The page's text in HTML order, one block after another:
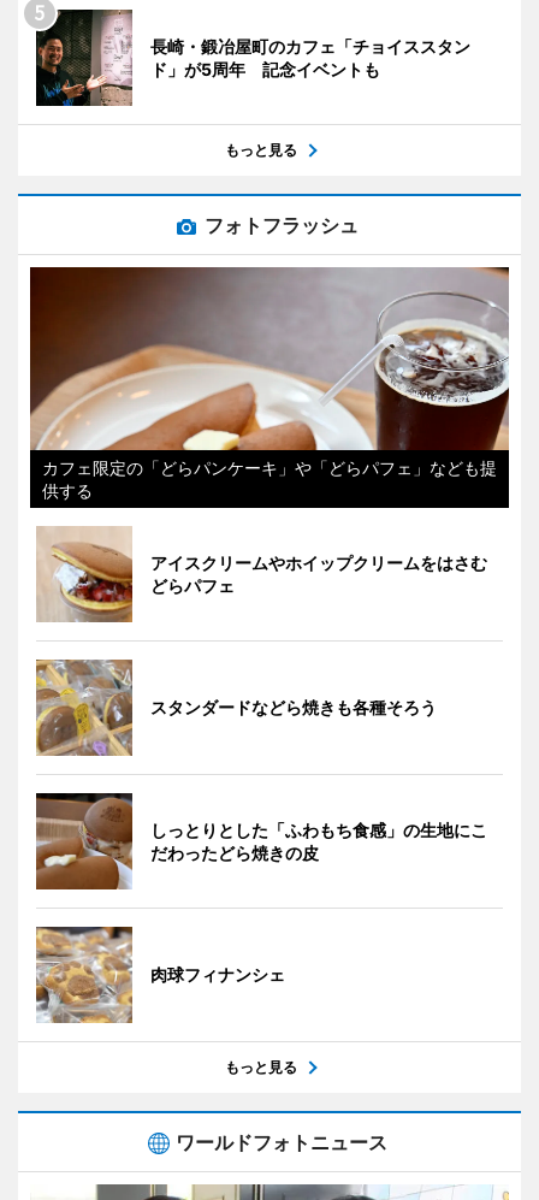
長崎・鍛冶屋町のカフェ「チョイススタン
ド」が5周年 記念イベントも
もっと見る
フォトフラッシュ
カフェ限定の「どらパンケーキ」や「どらパフェ」なども提
供する
アイスクリームやホイップクリームをはさむ
どらパフェ
スタンダードなどら焼きも各種そろう
しっとりとした「ふわもち食感」の生地にこ
だわったどら焼きの皮
肉球フィナンシェ
もっと見る
ワールドフォトニュース